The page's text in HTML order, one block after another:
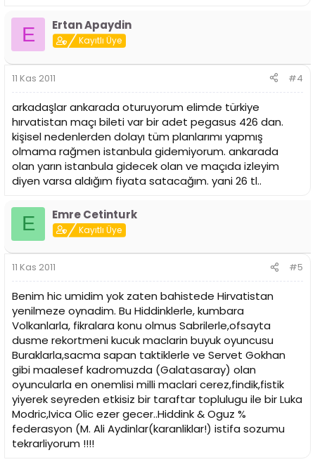
E Ertan Apaydin
Kayıtlı Üye
11 Kas 2011 #4
arkadaşlar ankarada oturuyorum elimde türkiye
hırvatistan maçı bileti var bir adet pegasus 426 dan.
kişisel nedenlerden dolayı tüm planlarımı yapmış
olmama rağmen istanbula gidemiyorum. ankarada
olan yarın istanbula gidecek olan ve maçıda izleyim
diyen varsa aldığım fiyata satacağım. yani 26 tl..
E Emre Cetinturk
Kayıtlı Üye
11 Kas 2011 #5
Benim hic umidim yok zaten bahistede Hirvatistan
yenilmeze oynadim. Bu Hiddinklerle, kumbara
Volkanlarla, fikralara konu olmus Sabrilerle,ofsayta
dusme rekortmeni kucuk maclarin buyuk oyuncusu
Buraklarla,sacma sapan taktiklerle ve Servet Gokhan
gibi maalesef kadromuzda (Galatasaray) olan
oyuncularla en onemlisi milli maclari cerez,findik,fistik
yiyerek seyreden etkisiz bir taraftar toplulugu ile bir Luka
Modric,Ivica Olic ezer gecer..Hiddink & Oguz %
federasyon (M. Ali Aydinlar(karanliklar!) istifa sozumu
tekrarliyorum !!!!